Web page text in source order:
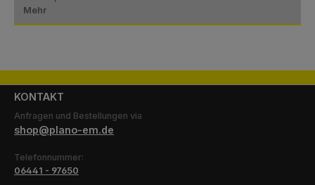
Mehr
KONTAKT
Anfragen und Bestellungen via
shop@plano-em.de
Telefonnummer:
06441 - 97650